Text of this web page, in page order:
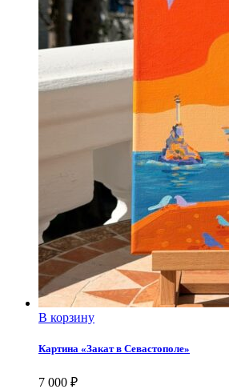
В корзину
Картина «Закат в Севастополе»
7 000 ₽